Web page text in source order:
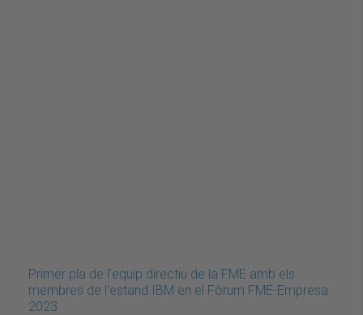
Primer pla de l'equip directiu de la FME amb els
membres de l'estand IBM en el Fòrum FME-Empresa
2023